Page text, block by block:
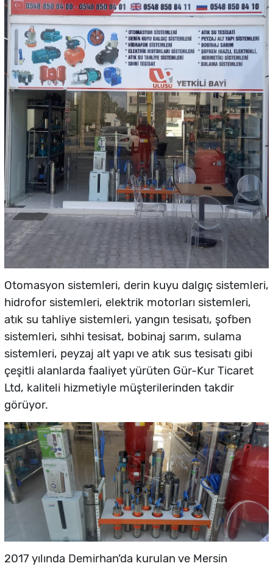
Otomasyon sistemleri, derin kuyu dalgıç sistemleri,
hidrofor sistemleri, elektrik motorları sistemleri,
atık su tahliye sistemleri, yangın tesisatı, şofben
sistemleri, sıhhi tesisat, bobinaj sarım, sulama
sistemleri, peyzaj alt yapı ve atık sus tesisatı gibi
çeşitli alanlarda faaliyet yürüten Gür-Kur Ticaret
Ltd, kaliteli hizmetiyle müşterilerinden takdir
görüyor.
2017 yılında Demirhan’da kurulan ve Mersin